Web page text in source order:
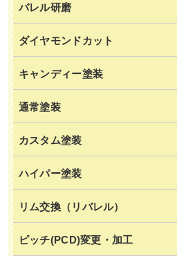
バレル研磨
ダイヤモンドカット
キャンディー塗装
通常塗装
カスタム塗装
ハイパー塗装
リム交換（リバレル）
ピッチ(PCD)変更・加工